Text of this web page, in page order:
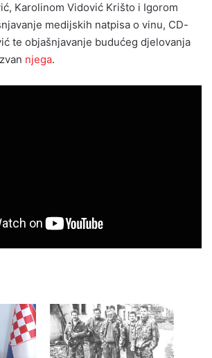
Karolinom Vidović Krišto i Igorom
medijskih natpisa o vinu, CD-
te objašnjavanje budućeg djelovanja
njega.